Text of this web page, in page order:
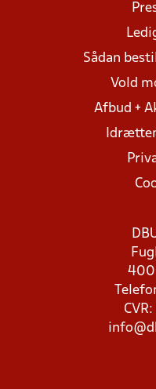
Sådan
Vold
Afbud +